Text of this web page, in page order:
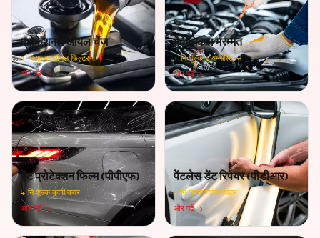
प्रोफेशनल ऑयल चेंज
+निःशुल्क ऑयल फ़िल्टर
और पढ़ें
मैकेनिकल मरम्मत
+निःशुल्क डायग्नोस्टिक्स
और पढ़ें
पेंट प्रोटेक्शन फिल्म (पीपीएफ)
+ निःशुल्क कुंजी कवर
और पढ़ें
पेंटलेस डेंट रिपेयर (पीडीआर)
+निःशुल्क विशेष उपहार
और पढ़ें